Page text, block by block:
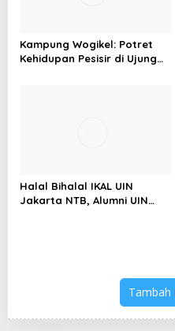
Kampung Wogikel: Potret
Kehidupan Pesisir di Ujung
Halal Bihalal IKAL UIN
Jakarta NTB, Alumni UIN
Tambah